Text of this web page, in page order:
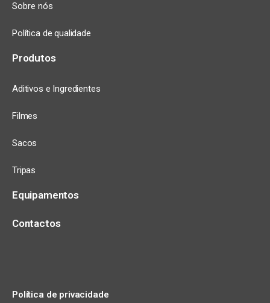
Sobre nós
Política de qualidade
Produtos
Aditivos e Ingredientes
Filmes
Sacos
Tripas
Equipamentos
Contactos
Política de privacidade